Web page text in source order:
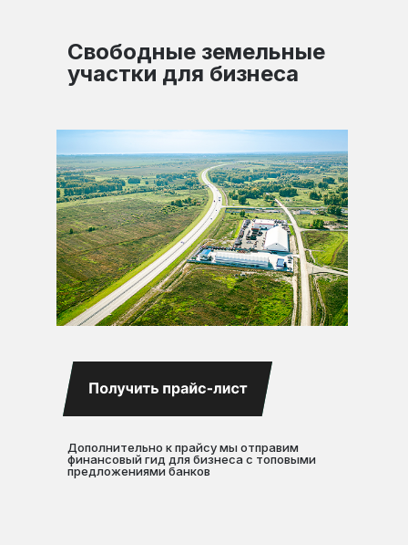
Дополнительно к прайсу мы отправим
финансовый гид для бизнеса с топовыми
предложениями банков
Свободные земельные
участки для бизнеса